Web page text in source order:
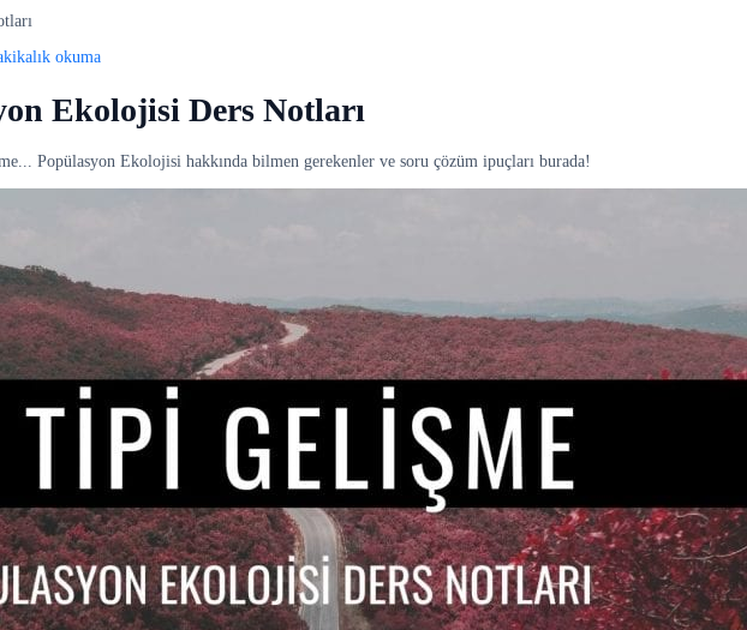
okuma
Ekolojisi Ders Notları
Popülasyon Ekolojisi hakkında bilmen gerekenler ve soru çözüm ipuçları burada!